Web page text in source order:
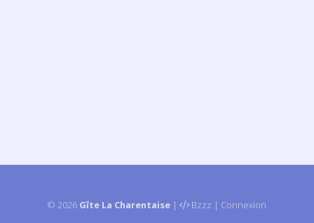
© 2026 Gîte La Charentaise | Bzzz | Connexion